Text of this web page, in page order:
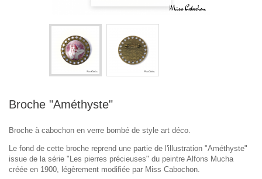
Broche "Améthyste‎"
Broche à cabochon en verre bombé de style art déco.
Le fond de cette broche reprend une partie de l'illustration "Améthyste‎"
issue de la série "Les pierres précieuses" du peintre Alfons Mucha
créée en 1900, légèrement modifiée par Miss Cabochon.